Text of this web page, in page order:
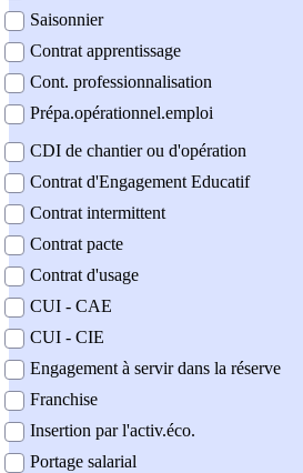
Saisonnier
Contrat apprentissage
Cont. professionnalisation
Prépa.opérationnel.emploi
CDI de chantier ou d'opération
Contrat d'Engagement Educatif
Contrat intermittent
Contrat pacte
Contrat d'usage
CUI - CAE
CUI - CIE
Engagement à servir dans la réserve
Franchise
Insertion par l'activ.éco.
Portage salarial